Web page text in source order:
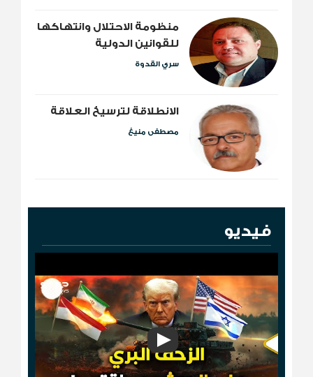
منظومة الاحتلال وانتهاكها
للقوانين الدولية
سري القدوة
الانطلاقة لترسيخ العلاقة
مصطفى منيغ
فيديو